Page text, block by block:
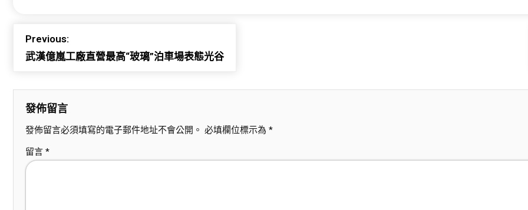
Previous:
武漢億嵐工廠直營最高“玻璃”泊車場表態光谷
發佈留言
發佈留言必須填寫的電子郵件地址不會公開。 必填欄位標示為 *
留言 *